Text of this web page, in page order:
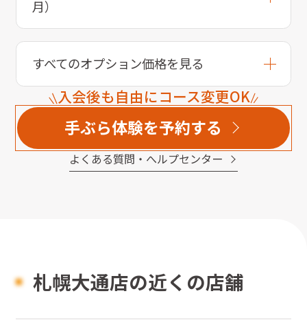
月）
すべてのオプション価格を見る
入会後も自由にコース変更OK
手ぶら体験を予約する
よくある質問・へルプセンター
札幌大通店の近くの店舗